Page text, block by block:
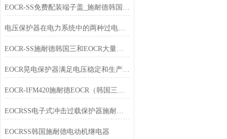
EOCR-SS免费配装端子盖_施耐德韩国三和SAMWHA
电压保护器在电力系统中的两种过电压详细介绍
EOCR-SS施耐德韩国三和EOCR大量优惠销售中
EOCR晃电保护器满足电压稳定和生产工艺要求
EOCR-IFM420施耐德EOCR（韩国三和）电子式继电器
EOCRSS电子式冲击过载保护器施耐德韩国三和SAMWHA
EOCRSS韩国施耐德电动机继电器